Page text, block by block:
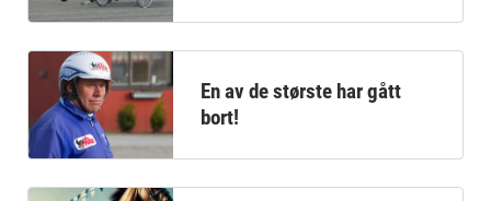
En av de største har gått
bort!